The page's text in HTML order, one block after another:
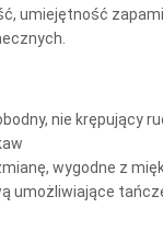
umiejętność
nie krępujący
wygodne z
umożliwiające